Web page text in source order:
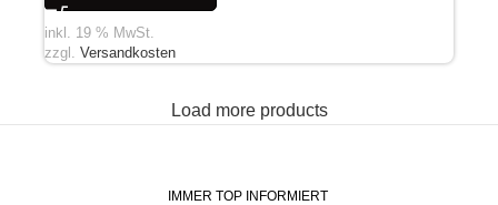
inkl. 19 % MwSt.
zzgl. Versandkosten
Load more products
IMMER TOP INFORMIERT